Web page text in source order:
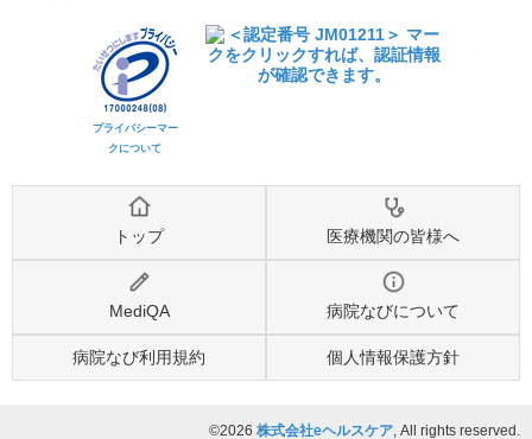
プライバシーマー
クについて
トップ 医療機関の皆様へ
MediQA 病院なびについて
病院なび利用規約 個人情報保護方針
©2026 株式会社eヘルスケア, All rights reserved.